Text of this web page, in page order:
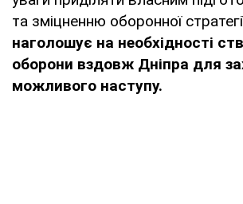
та зміцненню оборонної
наголошує на необхідності
оборони вздовж Дніпра для
можливого наступу.